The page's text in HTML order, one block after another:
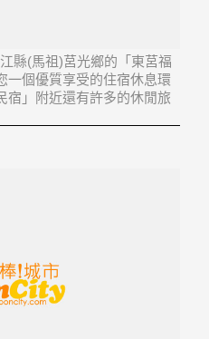
縣(馬祖)莒光鄉的「東莒福
一個優質享受的住宿休息環
宿」附近還有許多的休閒旅